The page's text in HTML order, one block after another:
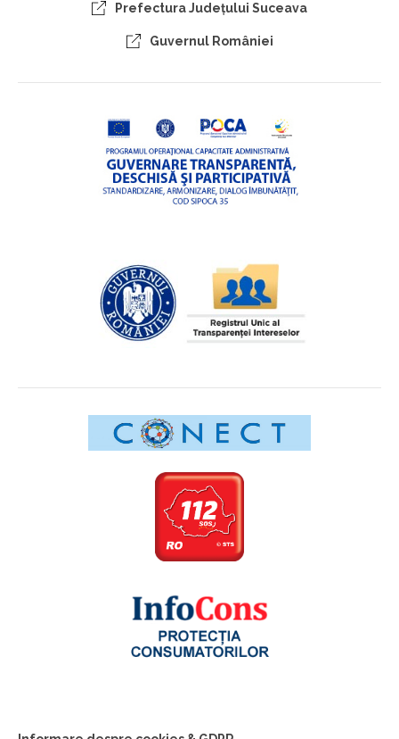
Prefectura Judeţului Suceava
Guvernul României